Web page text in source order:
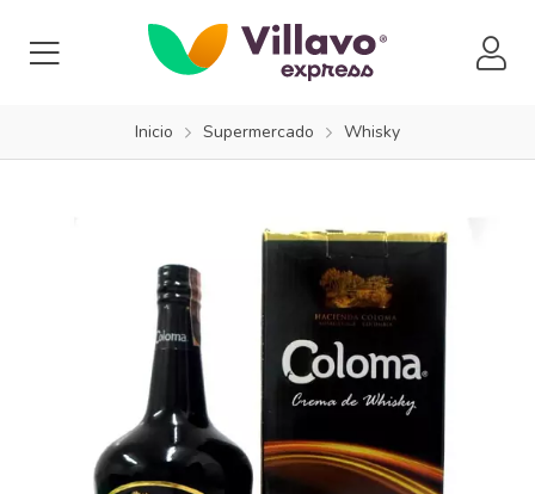
Inicio Supermercado Whisky